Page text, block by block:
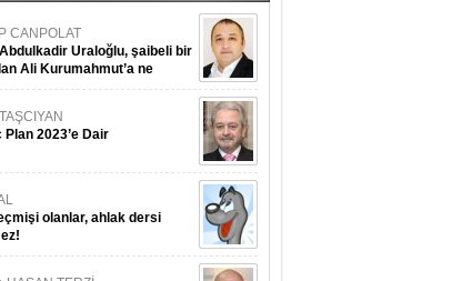
CANPOLAT
Abdulkadir Uraloğlu, şaibeli bir
Ali Kurumahmut’a ne
Plan 2023’e Dair
olanlar, ahlak dersi